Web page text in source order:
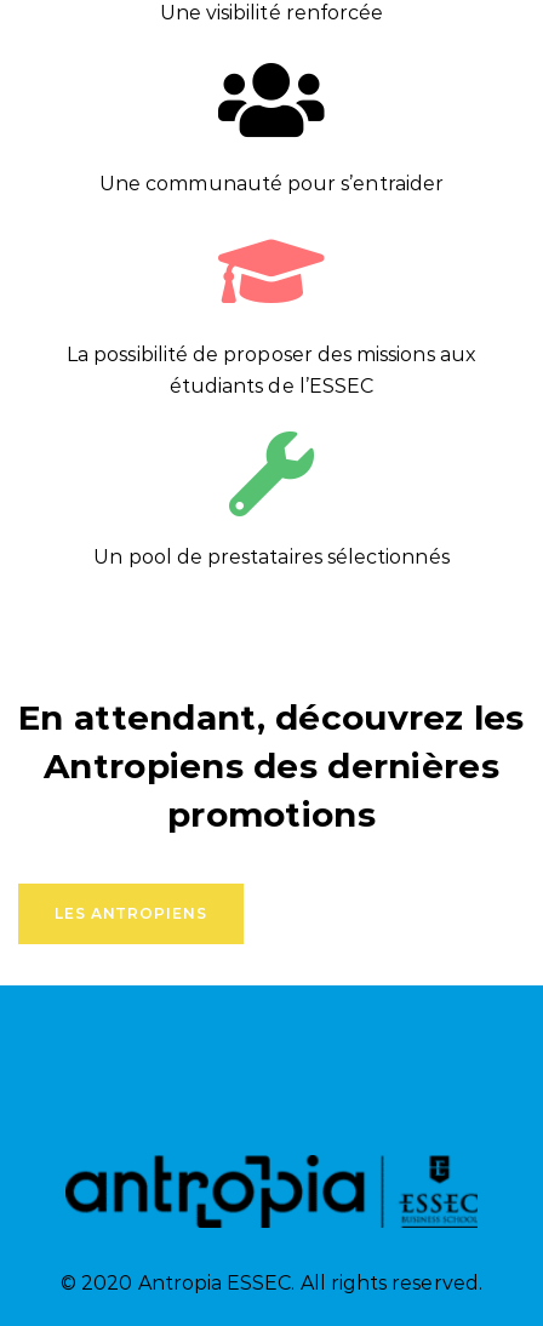
Une visibilité renforcée
Une communauté pour s’entraider
La possibilité de proposer des missions aux
étudiants de l’ESSEC
Un pool de prestataires sélectionnés
En attendant, découvrez les
Antropiens des dernières
promotions
LES ANTROPIENS
© 2020 Antropia ESSEC. All rights reserved.